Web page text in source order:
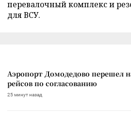
перевалочный комплекс и
для ВСУ.
Аэропорт Домодедово перешел
рейсов по согласованию
25 минут назад